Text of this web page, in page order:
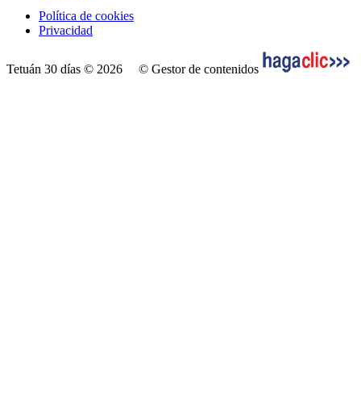
Política de cookies
Privacidad
Tetuán 30 días © 2026 © Gestor de contenidos